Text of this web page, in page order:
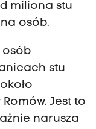
miliona stu
osób.
osób
stu
Jest to
narusza